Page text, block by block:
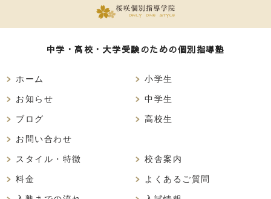
中学・高校・大学受験のための個別指導塾
ホーム
お知らせ
ブログ
お問い合わせ
小学生
中学生
高校生
スタイル・特徴
料金
校舎案内
よくあるご質問